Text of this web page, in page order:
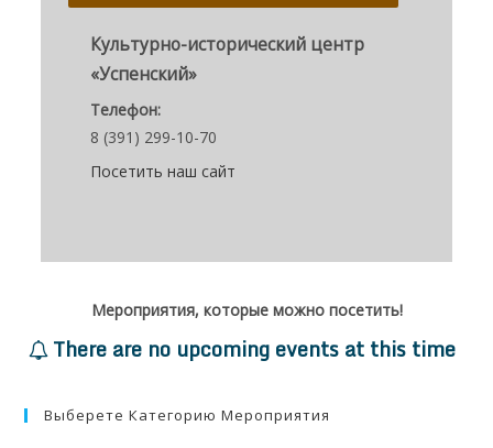
Культурно-исторический центр
«Успенский»
Телефон:
8 (391) 299-10-70
Посетить наш сайт
Мероприятия, которые можно посетить!
There are no upcoming events at this time
Выберете Категорию Мероприятия